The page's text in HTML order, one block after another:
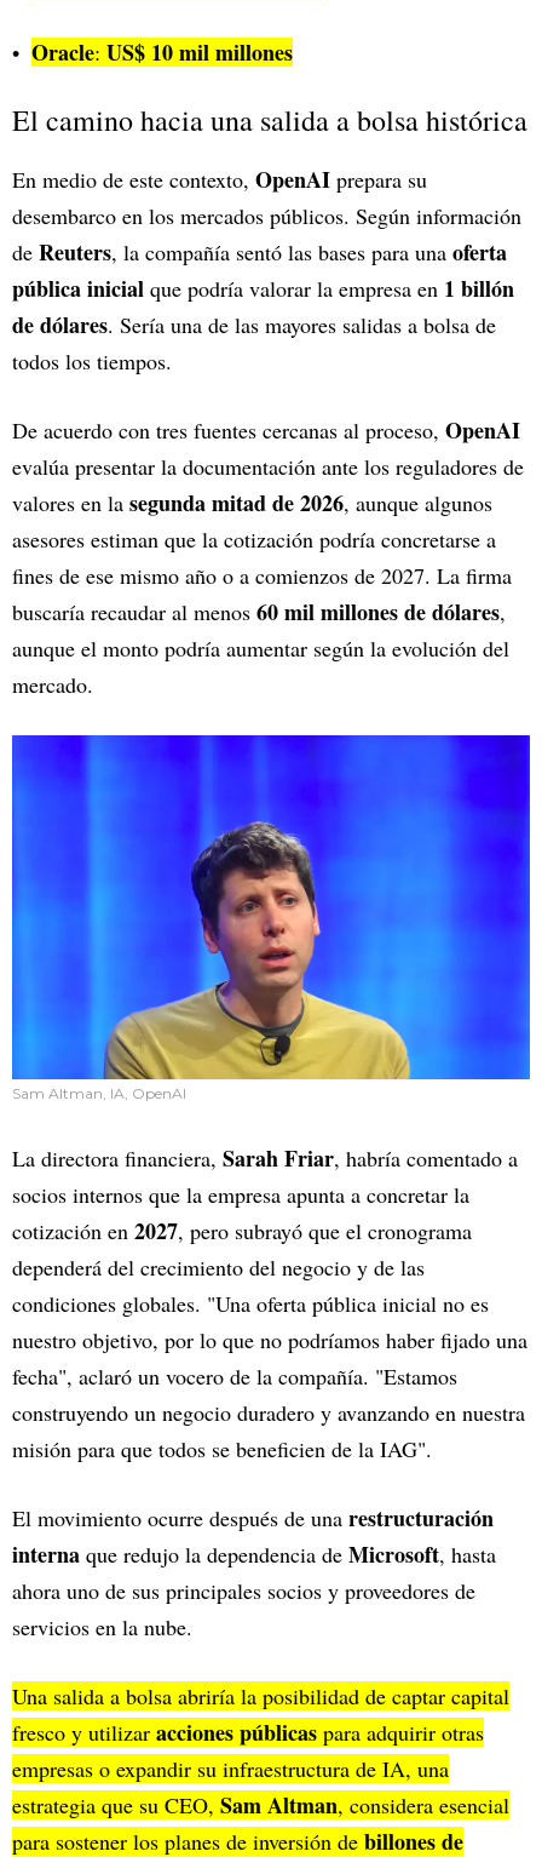
Oracle: US$ 10 mil millones
El camino hacia una salida a bolsa histórica
En medio de este contexto, OpenAI prepara su
desembarco en los mercados públicos. Según información
de Reuters, la compañía sentó las bases para una oferta
pública inicial que podría valorar la empresa en 1 billón
de dólares. Sería una de las mayores salidas a bolsa de
todos los tiempos.
De acuerdo con tres fuentes cercanas al proceso, OpenAI
evalúa presentar la documentación ante los reguladores de
valores en la segunda mitad de 2026, aunque algunos
asesores estiman que la cotización podría concretarse a
fines de ese mismo año o a comienzos de 2027. La firma
buscaría recaudar al menos 60 mil millones de dólares,
aunque el monto podría aumentar según la evolución del
mercado.
Sam Altman, IA, OpenAI
La directora financiera, Sarah Friar, habría comentado a
socios internos que la empresa apunta a concretar la
cotización en 2027, pero subrayó que el cronograma
dependerá del crecimiento del negocio y de las
condiciones globales. "Una oferta pública inicial no es
nuestro objetivo, por lo que no podríamos haber fijado una
fecha", aclaró un vocero de la compañía. "Estamos
construyendo un negocio duradero y avanzando en nuestra
misión para que todos se beneficien de la IAG".
El movimiento ocurre después de una restructuración
interna que redujo la dependencia de Microsoft, hasta
ahora uno de sus principales socios y proveedores de
servicios en la nube.
Una salida a bolsa abriría la posibilidad de captar capital
fresco y utilizar acciones públicas para adquirir otras
empresas o expandir su infraestructura de IA, una
estrategia que su CEO, Sam Altman, considera esencial
para sostener los planes de inversión de billones de